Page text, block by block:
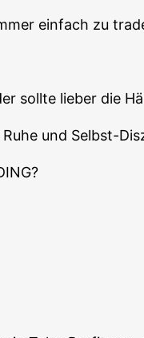
ein­fach zu
soll­te lie­ber die
und Selbst-